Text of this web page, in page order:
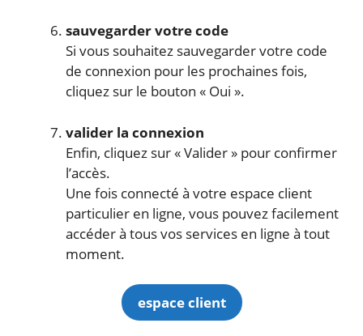
sauvegarder votre code
Si vous souhaitez sauvegarder votre code
de connexion pour les prochaines fois,
cliquez sur le bouton « Oui ».
valider la connexion
Enfin, cliquez sur « Valider » pour confirmer
l’accès.
Une fois connecté à votre espace client
particulier en ligne, vous pouvez facilement
accéder à tous vos services en ligne à tout
moment.
espace client